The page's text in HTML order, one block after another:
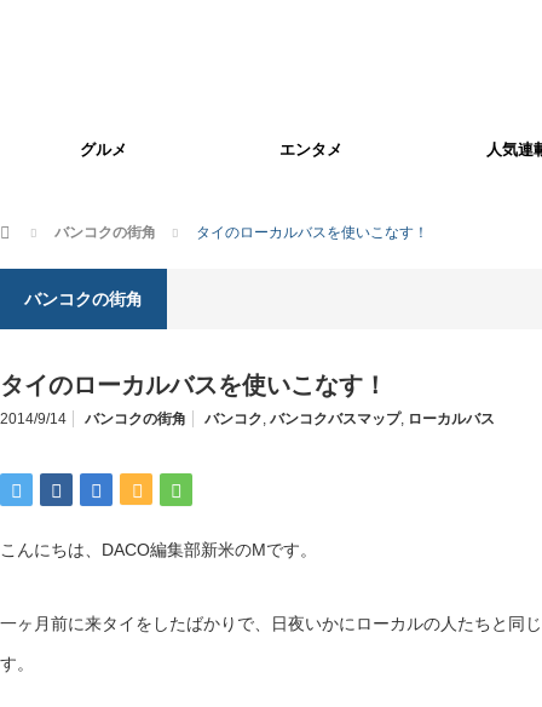
グルメ エンタメ 人気連
ホーム バンコクの街角 タイのローカルバスを使いこなす！
バンコクの街角
タイのローカルバスを使いこなす！
2014/9/14 バンコクの街角 バンコク, バンコクバスマップ, ローカルバス
こんにちは、DACO編集部新米のMです。
一ヶ月前に来タイをしたばかりで、日夜いかにローカルの人たちと同
す。